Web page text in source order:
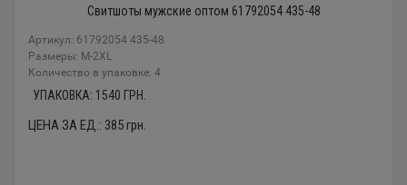
Свитшоты мужские оптом 61792054 435-48
Артикул: 61792054 435-48
Размеры: М-2XL
Количество в упаковке: 4
УПАКОВКА: 1540 ГРН.
ЦЕНА ЗА ЕД.: 385грн.